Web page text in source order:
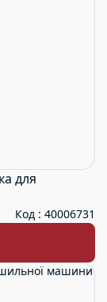
для
Код : 40006731